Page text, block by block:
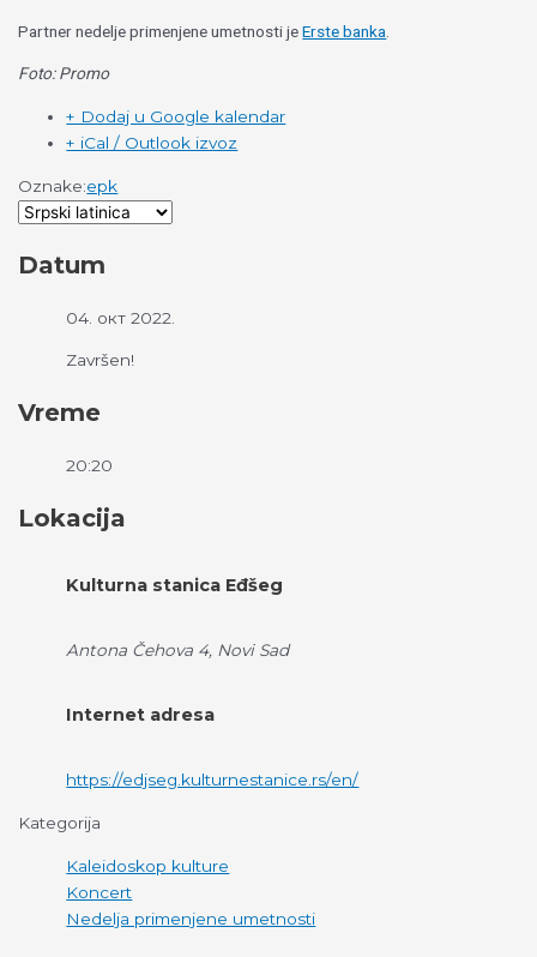
Partner nedelje primenjene umetnosti jeErste banka
Foto: Promo
+ Dodaj u Google kalendar
+ iCal / Outlook izvoz
Oznake:epk
Datum
04. окт 2022.
Završen!
Vreme
20:20
Lokacija
Kulturna stanica Eđšeg
Antona Čehova 4, Novi Sad
Internet adresa
https://edjseg.kulturnestanice.rs/en/
Kategorija
Kaleidoskop kulture
Koncert
Nedelja primenjene umetnosti